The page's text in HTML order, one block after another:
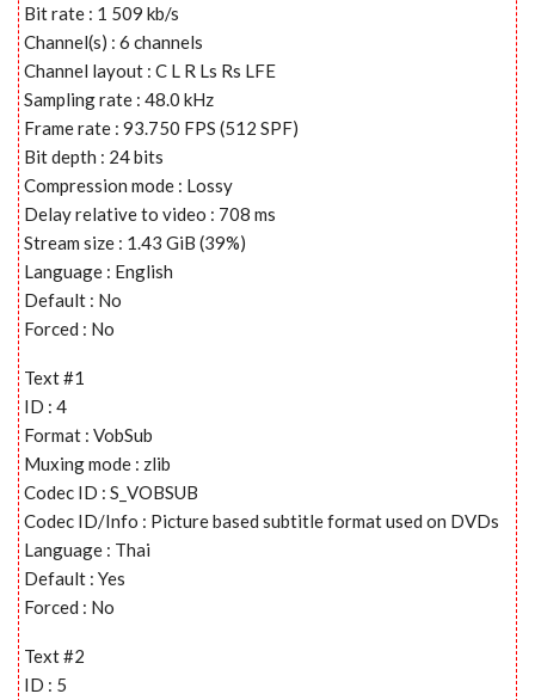
Bit rate : 1 509 kb/s
Channel(s) : 6 channels
Channel layout : C L R Ls Rs LFE
Sampling rate : 48.0 kHz
Frame rate : 93.750 FPS (512 SPF)
Bit depth : 24 bits
Compression mode : Lossy
Delay relative to video : 708 ms
Stream size : 1.43 GiB (39%)
Language : English
Default : No
Forced : No
Text #1
ID : 4
Format : VobSub
Muxing mode : zlib
Codec ID : S_VOBSUB
Codec ID/Info : Picture based subtitle format used on DVDs
Language : Thai
Default : Yes
Forced : No
Text #2
ID : 5